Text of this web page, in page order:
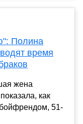
Полина
время
жена
как
51-